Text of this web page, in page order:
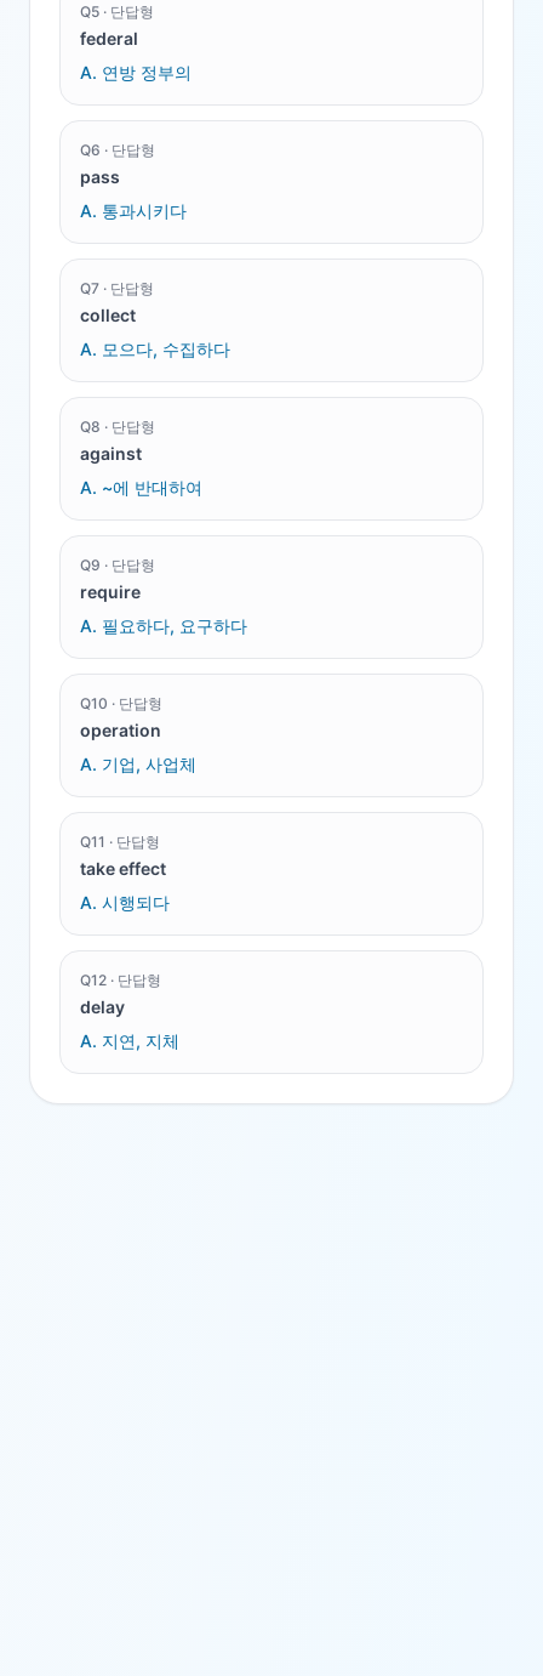
Q5 · 단답형
federal
A. 연방 정부의
Q6 · 단답형
pass
A. 통과시키다
Q7 · 단답형
collect
A. 모으다, 수집하다
Q8 · 단답형
against
A. ~에 반대하여
Q9 · 단답형
require
A. 필요하다, 요구하다
Q10 · 단답형
operation
A. 기업, 사업체
Q11 · 단답형
take effect
A. 시행되다
Q12 · 단답형
delay
A. 지연, 지체